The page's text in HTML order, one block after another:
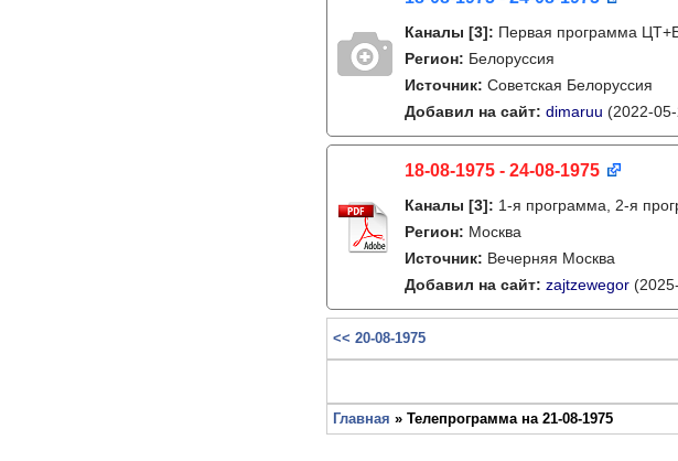
Каналы [3]: Первая программа
Регион: Белоруссия
Источник: Советская Белоруссия
Добавил на сайт: dimaruu (2022-
18-08-1975 - 24-08-1975
Каналы [3]: 1-я программа, 2-я
Регион: Москва
Источник: Вечерняя Москва
Добавил на сайт: zajtzewegor
<< 20-08-1975
Главная » Телепрограмма на 21-08-1975